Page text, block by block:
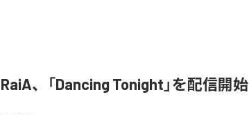
RaiA、「Dancing Tonight」を配信開始